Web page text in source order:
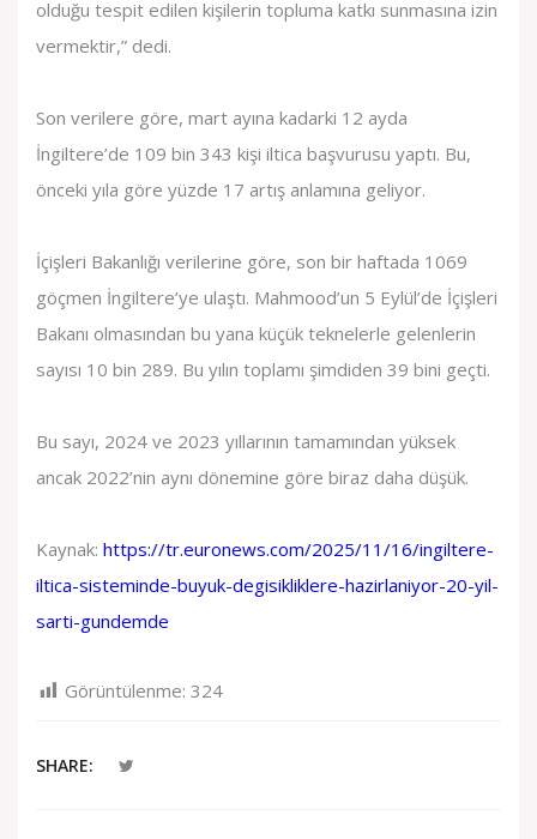
olduğu tespit edilen kişilerin topluma katkı sunmasına izin
vermektir,” dedi.
Son verilere göre, mart ayına kadarki 12 ayda
İngiltere’de 109 bin 343 kişi iltica başvurusu yaptı. Bu,
önceki yıla göre yüzde 17 artış anlamına geliyor.
İçişleri Bakanlığı verilerine göre, son bir haftada 1069
göçmen İngiltere’ye ulaştı. Mahmood’un 5 Eylül’de İçişleri
Bakanı olmasından bu yana küçük teknelerle gelenlerin
sayısı 10 bin 289. Bu yılın toplamı şimdiden 39 bini geçti.
Bu sayı, 2024 ve 2023 yıllarının tamamından yüksek
ancak 2022’nin aynı dönemine göre biraz daha düşük.
Kaynak: https://tr.euronews.com/2025/11/16/ingiltere-
iltica-sisteminde-buyuk-degisikliklere-hazirlaniyor-20-yil-
sarti-gundemde
Görüntülenme: 324
SHARE: